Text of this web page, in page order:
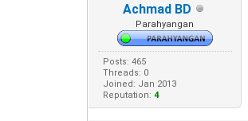
Achmad BD
Parahyangan
Posts: 465
Threads: 0
Joined: Jan 2013
Reputation: 4